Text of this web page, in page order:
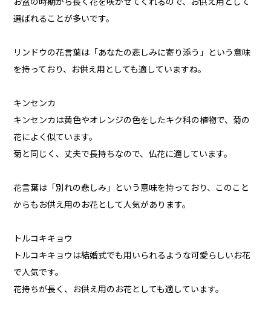
お盆の時期から長く花を咲かせてくれるので、お供え用として
選ばれることが多いです。
リンドウの花言葉は「あなたの悲しみに寄り添う」という意味
を持っており、お供え用としても適していますね。
キンセンカ
キンセンカは黄色やオレンジの色をしたキク科の植物で、菊の
花によく似ています。
菊と同じく、丈夫で長持ちなので、仏花に適しています。
花言葉は「別れの悲しみ」という意味を持っており、このこと
からもお供え用のお花として人気があります。
トルコキキョウ
トルコキキョウは結婚式でも用いられるような可愛らしいお花
で人気です。
花持ちが長く、お供え用のお花としても適しています。